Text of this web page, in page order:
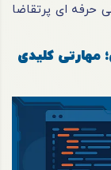
حرفه ای پرتقاضا
مهارتی کلیدی